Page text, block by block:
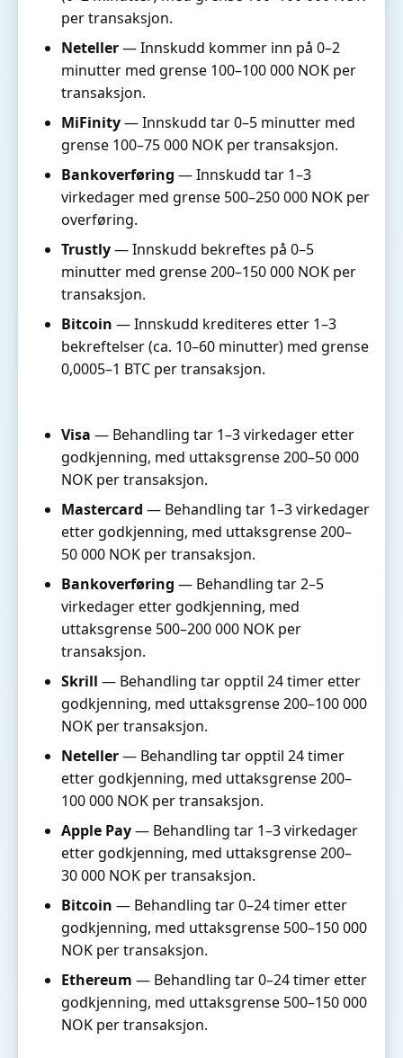
per transaksjon.
Neteller— Innskudd kommer inn på 0–2
minutter med grense 100–100 000 NOK per
transaksjon.
MiFinity— Innskudd tar 0–5 minutter med
grense 100–75 000 NOK per transaksjon.
Bankoverføring — Innskudd tar 1–3
virkedager med grense 500–250 000 NOK per
overføring.
Trustly— Innskudd bekreftes på 0–5
minutter med grense 200–150 000 NOK per
transaksjon.
Bitcoin — Innskudd krediteres etter 1–3
bekreftelser (ca. 10–60 minutter) med grense
0,0005–1 BTC per transaksjon.
Visa — Behandling tar 1–3 virkedager etter
godkjenning, med uttaksgrense 200–50 000
NOK per transaksjon.
Mastercard — Behandling tar 1–3 virkedager
etter godkjenning, med uttaksgrense 200–
50 000 NOK per transaksjon.
Bankoverføring — Behandling tar 2–5
virkedager etter godkjenning, med
uttaksgrense 500–200 000 NOK per
transaksjon.
Skrill — Behandling tar opptil 24 timer etter
godkjenning, med uttaksgrense 200–100 000
NOK per transaksjon.
Neteller— Behandling tar opptil 24 timer
etter godkjenning, med uttaksgrense 200–
100 000 NOK per transaksjon.
Apple Pay— Behandling tar 1–3 virkedager
etter godkjenning, med uttaksgrense 200–
30 000 NOK per transaksjon.
Bitcoin — Behandling tar 0–24 timer etter
godkjenning, med uttaksgrense 500–150 000
NOK per transaksjon.
Ethereum — Behandling tar 0–24 timer etter
godkjenning, med uttaksgrense 500–150 000
NOK per transaksjon.